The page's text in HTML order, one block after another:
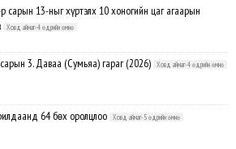
13-ныг хүртэлх 10 хоногийн цаг агаарын
Ховд аймаг-4 өдрийн өмнө
3. Даваа (Сумьяа) гараг (2026) Ховд аймаг-4 өдрийн өмнө
64 бөх оролцлоо Ховд аймаг-5 өдрийн өмнө